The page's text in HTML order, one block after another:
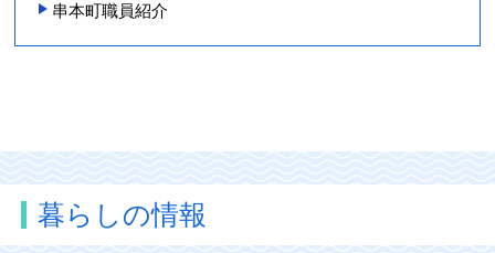
串本町職員紹介
暮らしの情報